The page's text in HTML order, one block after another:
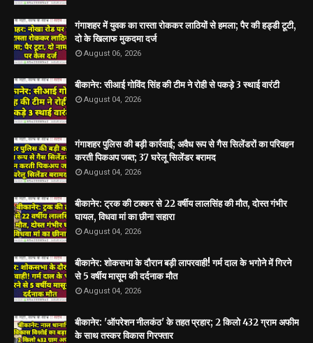
गंगाशहर में युवक का रास्ता रोककर लाठियों से हमला; पैर की हड्डी टूटी,
दो के खिलाफ मुकदमा दर्ज
August 06, 2026
बीकानेर: सीआई गोविंद सिंह की टीम ने रोही से पकड़े 3 स्थाई वारंटी
August 04, 2026
गंगाशहर पुलिस की बड़ी कार्रवाई; अवैध रूप से गैस सिलेंडरों का परिवहन
करती पिकअप जब्त; 37 घरेलू सिलेंडर बरामद
August 04, 2026
बीकानेर: ट्रक की टक्कर से 22 वर्षीय लालसिंह की मौत, दोस्त गंभीर
घायल, विधवा मां का छीना सहारा
August 04, 2026
बीकानेर: शोकसभा के दौरान बड़ी लापरवाही! गर्म दाल के भगोने में गिरने
से 5 वर्षीय मासूम की दर्दनाक मौत
August 04, 2026
बीकानेर: 'ऑपरेशन नीलकंठ' के तहत प्रहार; 2 किलो 432 ग्राम अफीम
के साथ तस्कर विकास गिरफ्तार